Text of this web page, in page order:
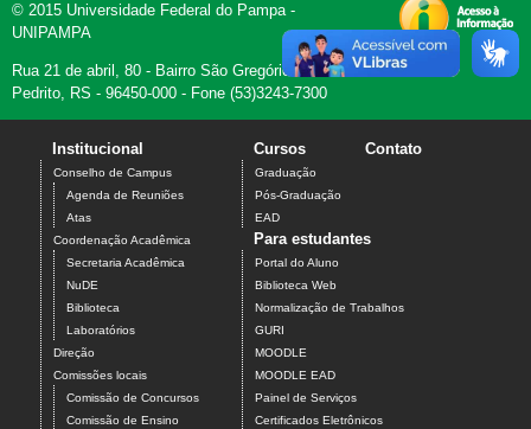
© 2015 Universidade Federal do Pampa -
UNIPAMPA
Rua 21 de abril, 80 - Bairro São Gregório - Dom
Pedrito, RS - 96450-000 - Fone (53)3243-7300
Institucional
Conselho de Campus
Agenda de Reuniões
Atas
Coordenação Acadêmica
Secretaria Acadêmica
NuDE
Biblioteca
Laboratórios
Direção
Comissões locais
Comissão de Concursos
Comissão de Ensino
Cursos
Graduação
Pós-Graduação
EAD
Contato
Para estudantes
Portal do Aluno
Biblioteca Web
Normalização de Trabalhos
GURI
MOODLE
MOODLE EAD
Painel de Serviços
Certificados Eletrônicos